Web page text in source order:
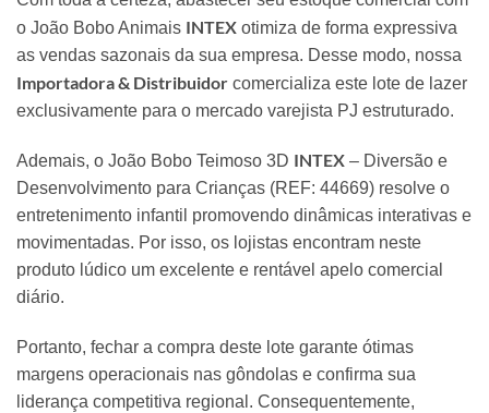
o João Bobo Animais INTEX otimiza de forma expressiva
as vendas sazonais da sua empresa. Desse modo, nossa
Importadora & Distribuidor comercializa este lote de lazer
exclusivamente para o mercado varejista PJ estruturado.
Ademais, o João Bobo Teimoso 3D INTEX – Diversão e
Desenvolvimento para Crianças (REF: 44669) resolve o
entretenimento infantil promovendo dinâmicas interativas e
movimentadas. Por isso, os lojistas encontram neste
produto lúdico um excelente e rentável apelo comercial
diário.
Portanto, fechar a compra deste lote garante ótimas
margens operacionais nas gôndolas e confirma sua
liderança competitiva regional. Consequentemente,